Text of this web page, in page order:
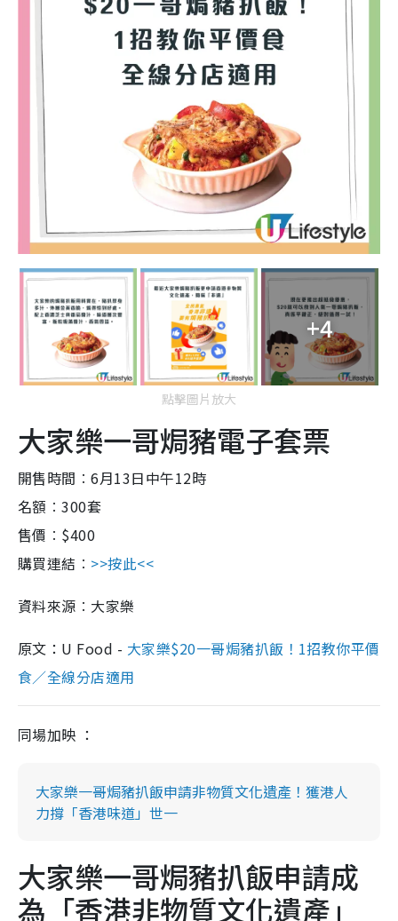
+4
點擊圖片放大
大家樂一哥焗豬電子套票
開售時間︰6月13日中午12時
名額︰300套
售價︰$400
購買連結︰ >>按此<<
資料來源︰大家樂
原文：U Food - 大家樂$20一哥焗豬扒飯！1招教你平價
食／全線分店適用
同場加映 ：
大家樂一哥焗豬扒飯申請非物質文化遺產！獲港人
力撐「香港味道」世一
大家樂一哥焗豬扒飯申請成
為「香港非物質文化遺產」